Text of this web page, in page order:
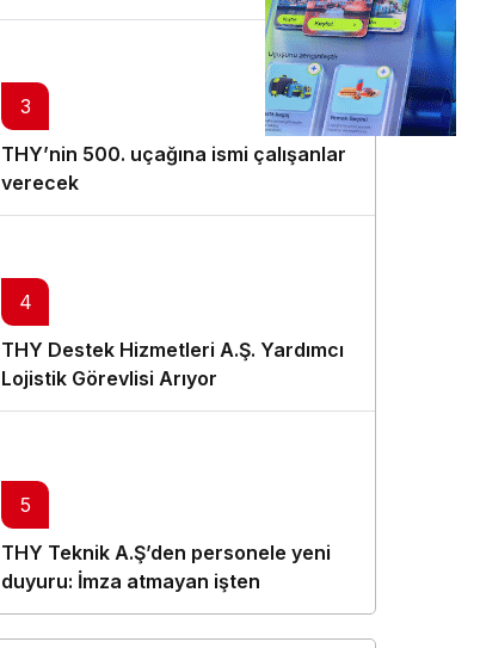
3
THY’nin 500. uçağına ismi çalışanlar
verecek
4
THY Destek Hizmetleri A.Ş. Yardımcı
Lojistik Görevlisi Arıyor
5
THY Teknik A.Ş’den personele yeni
duyuru: İmza atmayan işten
çıkarılacak